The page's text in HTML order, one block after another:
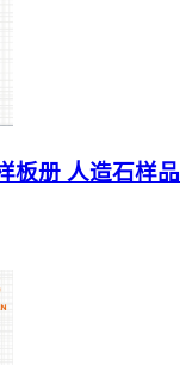
板册 人造石样品